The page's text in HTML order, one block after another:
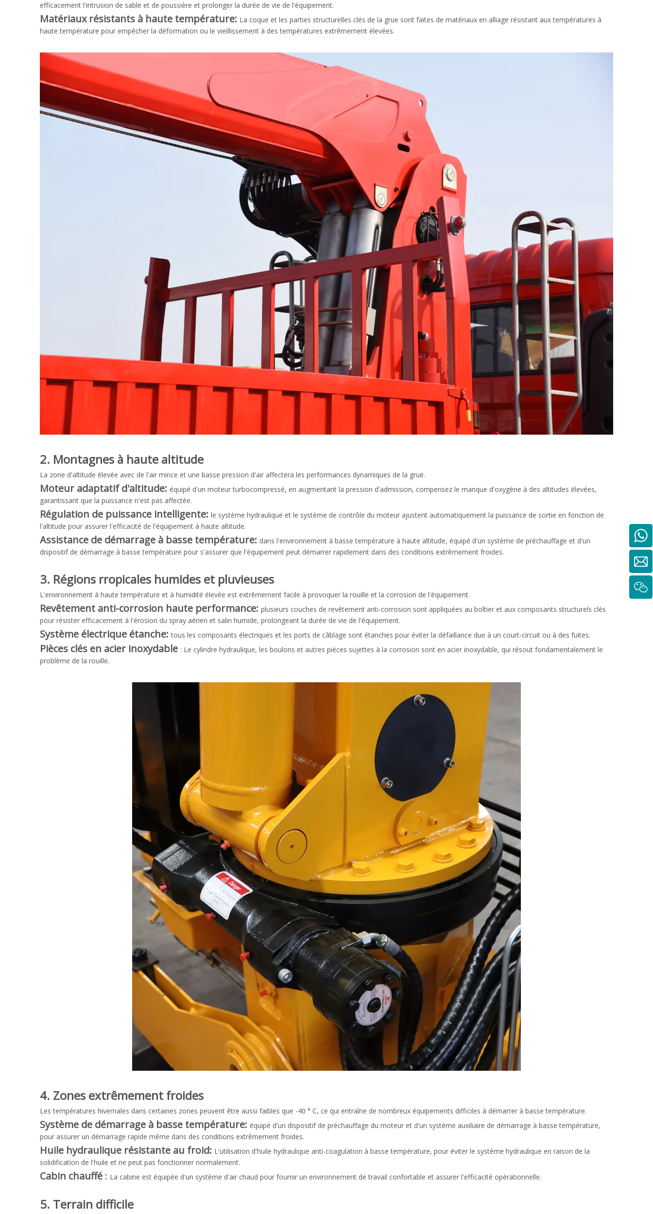
efficacement l'intrusion de sable et de poussière et prolonger la durée de vie de l'équipement.
Matériaux résistants à haute température: La coque et les parties structurelles clés de la grue sont faites de matériaux en alliage résistant aux températures à
haute température pour empêcher la déformation ou le vieillissement à des températures extrêmement élevées.
2. Montagnes à haute altitude
La zone d'altitude élevée avec de l'air mince et une basse pression d'air affectera les performances dynamiques de la grue.
Moteur adaptatif d'altitude: équipé d'un moteur turbocompressé, en augmentant la pression d'admission, compensez le manque d'oxygène à des altitudes élevées,
garantissant que la puissance n'est pas affectée.
Régulation de puissance intelligente: le système hydraulique et le système de contrôle du moteur ajustent automatiquement la puissance de sortie en fonction de
l'altitude pour assurer l'efficacité de l'équipement à haute altitude.
Assistance de démarrage à basse température: dans l'environnement à basse température à haute altitude, équipé d'un système de préchauffage et d'un
dispositif de démarrage à basse température pour s'assurer que l'équipement peut démarrer rapidement dans des conditions extrêmement froides.
3. Régions rropicales humides et pluvieuses
L'environnement à haute température et à humidité élevée est extrêmement facile à provoquer la rouille et la corrosion de l'équipement.
Revêtement anti-corrosion haute performance: plusieurs couches de revêtement anti-corrosion sont appliquées au boîtier et aux composants structurels clés
pour résister efficacement à l'érosion du spray aérien et salin humide, prolongeant la durée de vie de l'équipement.
Système électrique étanche:tous les composants électriques et les ports de câblage sont étanches pour éviter la défaillance due à un court-circuit ou à des fuites.
Pièces clés en acier inoxydable : Le cylindre hydraulique, les boulons et autres pièces sujettes à la corrosion sont en acier inoxydable, qui résout fondamentalement le
problème de la rouille.
4. Zones extrêmement froides
Les températures hivernales dans certaines zones peuvent être aussi faibles que -40 ° C, ce qui entraîne de nombreux équipements difficiles à démarrer à basse température.
Système de démarrage à basse température: équipé d'un dispositif de préchauffage du moteur et d'un système auxiliaire de démarrage à basse température,
pour assurer un démarrage rapide même dans des conditions extrêmement froides.
Huile hydraulique résistante au froid: L'utilisation d'huile hydraulique anti-coagulation à basse température, pour éviter le système hydraulique en raison de la
solidification de l'huile et ne peut pas fonctionner normalement.
Cabin chauffé : La cabine est équipée d'un système d'air chaud pour fournir un environnement de travail confortable et assurer l'efficacité opérationnelle.
5. Terrain difficile